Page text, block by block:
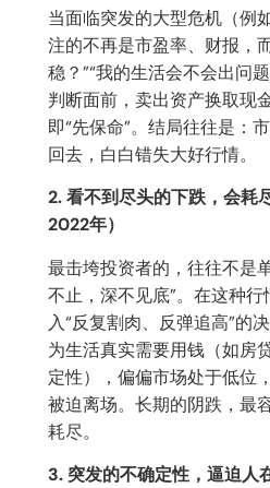
当面临突发的大型危机（例
注的不再是市盈率、财报，
稳？”“我的生活会不会出问
判断面前，卖出资产换取现
即“先保命”。结局往往是：
回去，白白错失大好行情。
2. 看不到尽头的下跌，会耗
2022年）
最击垮投资者的，往往不是
不止，深不见底”。在这种
入“反复割肉、反弹追高”的
为生活真实需要用钱（如房
定性），偏偏市场处于低位
被迫离场。长期的阴跌，最
耗尽。
3. 突发的不确定性，逼迫人